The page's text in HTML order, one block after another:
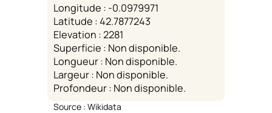
Longitude : -0.0979971
Latitude : 42.7877243
Elevation : 2281
Superficie : Non disponible.
Longueur : Non disponible.
Largeur : Non disponible.
Profondeur : Non disponible.
Source : Wikidata